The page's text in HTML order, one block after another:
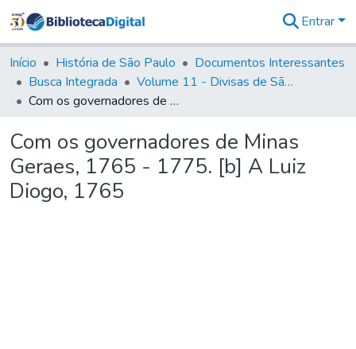
&
Coleções
Tudo na
Biblioteca
Estatísticas
Entrar
Início História de São Paulo
Documentos Interessantes
Busca Integrada
Volume 11 - Divisas de São Paulo e Minas Gerais
Com os governadores de Minas Geraes, 1765 - 1775. [b] A Luiz Diogo, 1765
Com os governadores de Minas
Geraes, 1765 - 1775. [b] A Luiz
Diogo, 1765